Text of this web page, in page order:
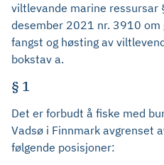
viltlevande marine ressursar
desember 2021 nr. 3910 om
fangst og høsting av
bokstav a.
§ 1
Det er forbudt å fiske med
Vadsø i Finnmark avgrenset
følgende posisjoner: